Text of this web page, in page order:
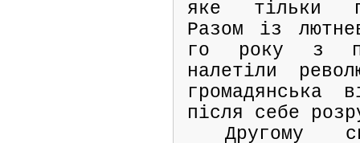
яке тільки
Разом із
го року з
налетіли
громадянська
після себе
Другому